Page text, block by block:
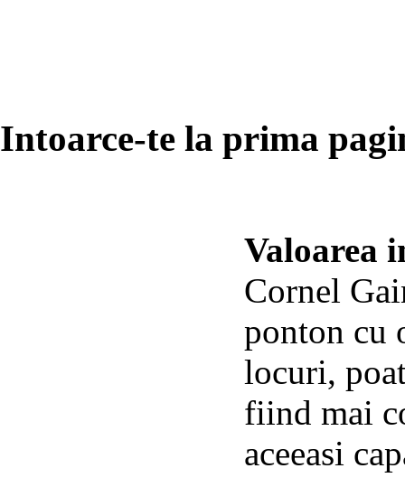
Intoarce-te la prima
Valoarea
Cornel
ponton cu
locuri,
fiind mai
aceeasi